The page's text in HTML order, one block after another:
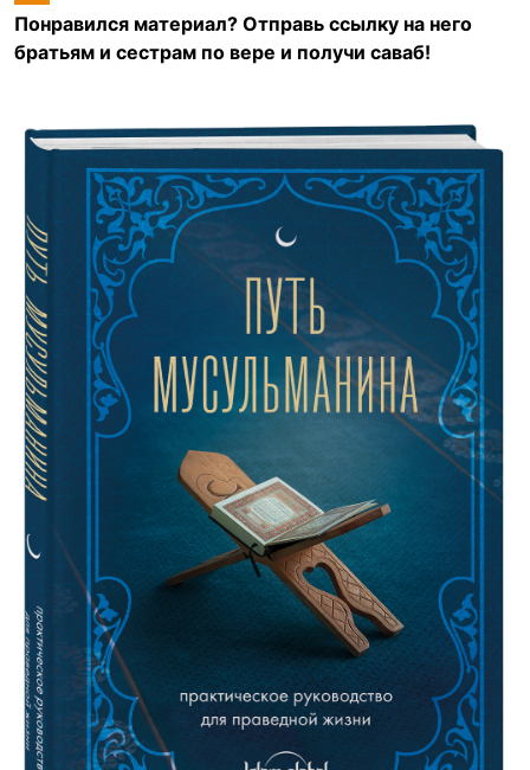
Понравился материал? Отправь ссылку на него
братьям и сестрам по вере и получи саваб!